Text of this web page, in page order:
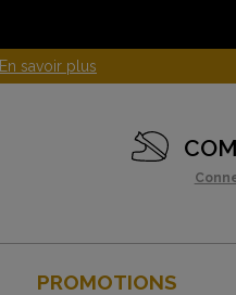
En savoir plus
PROMOTIONS